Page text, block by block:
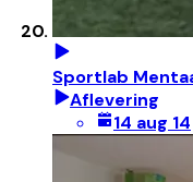
Sportlab
Aflevering
14 aug 14